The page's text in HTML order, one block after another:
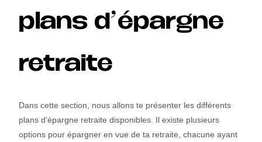
plans d’épargne
retraite
Dans cette section, nous allons te présenter les différents
plans d’épargne retraite disponibles. Il existe plusieurs
options pour épargner en vue de ta retraite, chacune ayant